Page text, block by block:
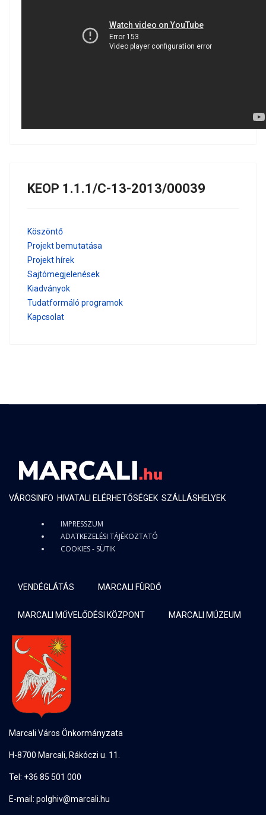
KEOP 1.1.1/C-13-2013/00039
Köszöntő
Projekt bemutatása
Projekt hírek
Sajtómegjelenések
Kiadványok
Tudatformáló programok
Kapcsolat
VÁROSINFO HIVATALI ELÉRHETŐSÉGEK SZÁLLÁSHELYEK
IMPRESSZUM
ADATKEZELÉSI TÁJÉKOZTATÓ
COOKIES - SÜTIK
VENDÉGLÁTÁS MARCALI FÜRDŐ
MARCALI MŰVELŐDÉSI KÖZPONT MARCALI MÚZEUM
Marcali Város Önkormányzata
H-8700 Marcali, Rákóczi u. 11.
Tel: +36 85 501 000
E-mail: polghiv@marcali.hu